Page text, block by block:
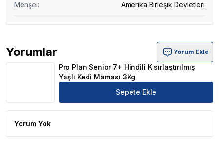
Menşei: Amerika Birleşik Devletleri
Yorumlar
Pro Plan Senior 7+ Hindili Kısırlaştırılmış Yaşlı Kedi
Yorum Ekle
Pro Plan Senior 7+ Hindili Kısırlaştırılmış
Yaşlı Kedi Maması 3Kg
Sepete Ekle
Yorum Yok